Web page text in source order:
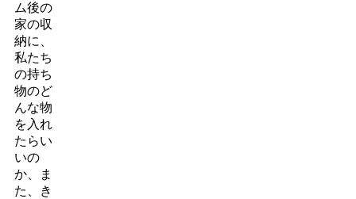
ム後の
家の収
納に、
私たち
の持ち
物のど
んな物
を入れ
たらい
いの
か、ま
た、き